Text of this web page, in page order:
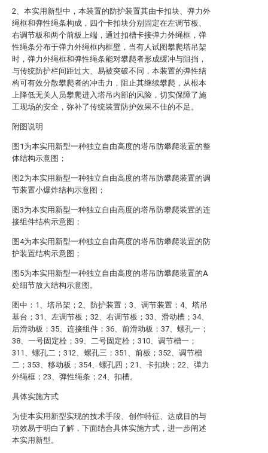
2、本实用新型中，本装置的防护装置其由卡扣块、弹力外
绳框和弹性绳条构成，四个卡扣块分别固定在左调节板、
右调节板和两个前板上端，通过扣槽卡接弹力外绳框，弹
性绳条分布于弹力外绳框内框壁，当有人试图攀爬塔吊架
时，弹力外绳框和弹性绳条能对攀爬者形成缓冲与阻挡，
与传统防护栏间距过大、易被突破不同，本装置的弹性结
构可有效分散攀爬者的冲击力，阻止其继续攀爬，从根本
上降低无关人员攀爬进入塔吊内部的风险，切实保障了施
工现场的安全，弥补了传统装置防护效果不佳的不足。
附图说明
图1为本实用新型一种独立自由高度的塔吊防攀爬装置的整
体结构示意图；
图2为本实用新型一种独立自由高度的塔吊防攀爬装置的调
节装置小爆炸结构示意图；
图3为本实用新型一种独立自由高度的塔吊防攀爬装置的连
接组件结构示意图；
图4为本实用新型一种独立自由高度的塔吊防攀爬装置的防
护装置结构示意图；
图5为本实用新型一种独立自由高度的塔吊防攀爬装置的A
处细节放大结构示意图。
图中：1、塔吊架；2、防护装置；3、调节装置；4、塔吊
基台；31、左调节板；32、右调节板；33、滑动槽；34、
后滑动板；35、连接组件；36、前滑动板；37、螺孔一；
38、一号固定栓；39、二号固定栓；310、调节槽一；
311、螺孔二；312、螺孔三；351、前板；352、调节槽
二；353、移动板；354、螺孔四；21、卡扣块；22、弹力
外绳框；23、弹性绳条；24、扣槽。
具体实施方式
为使本实用新型实现的技术手段、创作特征、达成目的与
功效易于明白了解，下面结合具体实施方式，进一步阐述
本实用新型。